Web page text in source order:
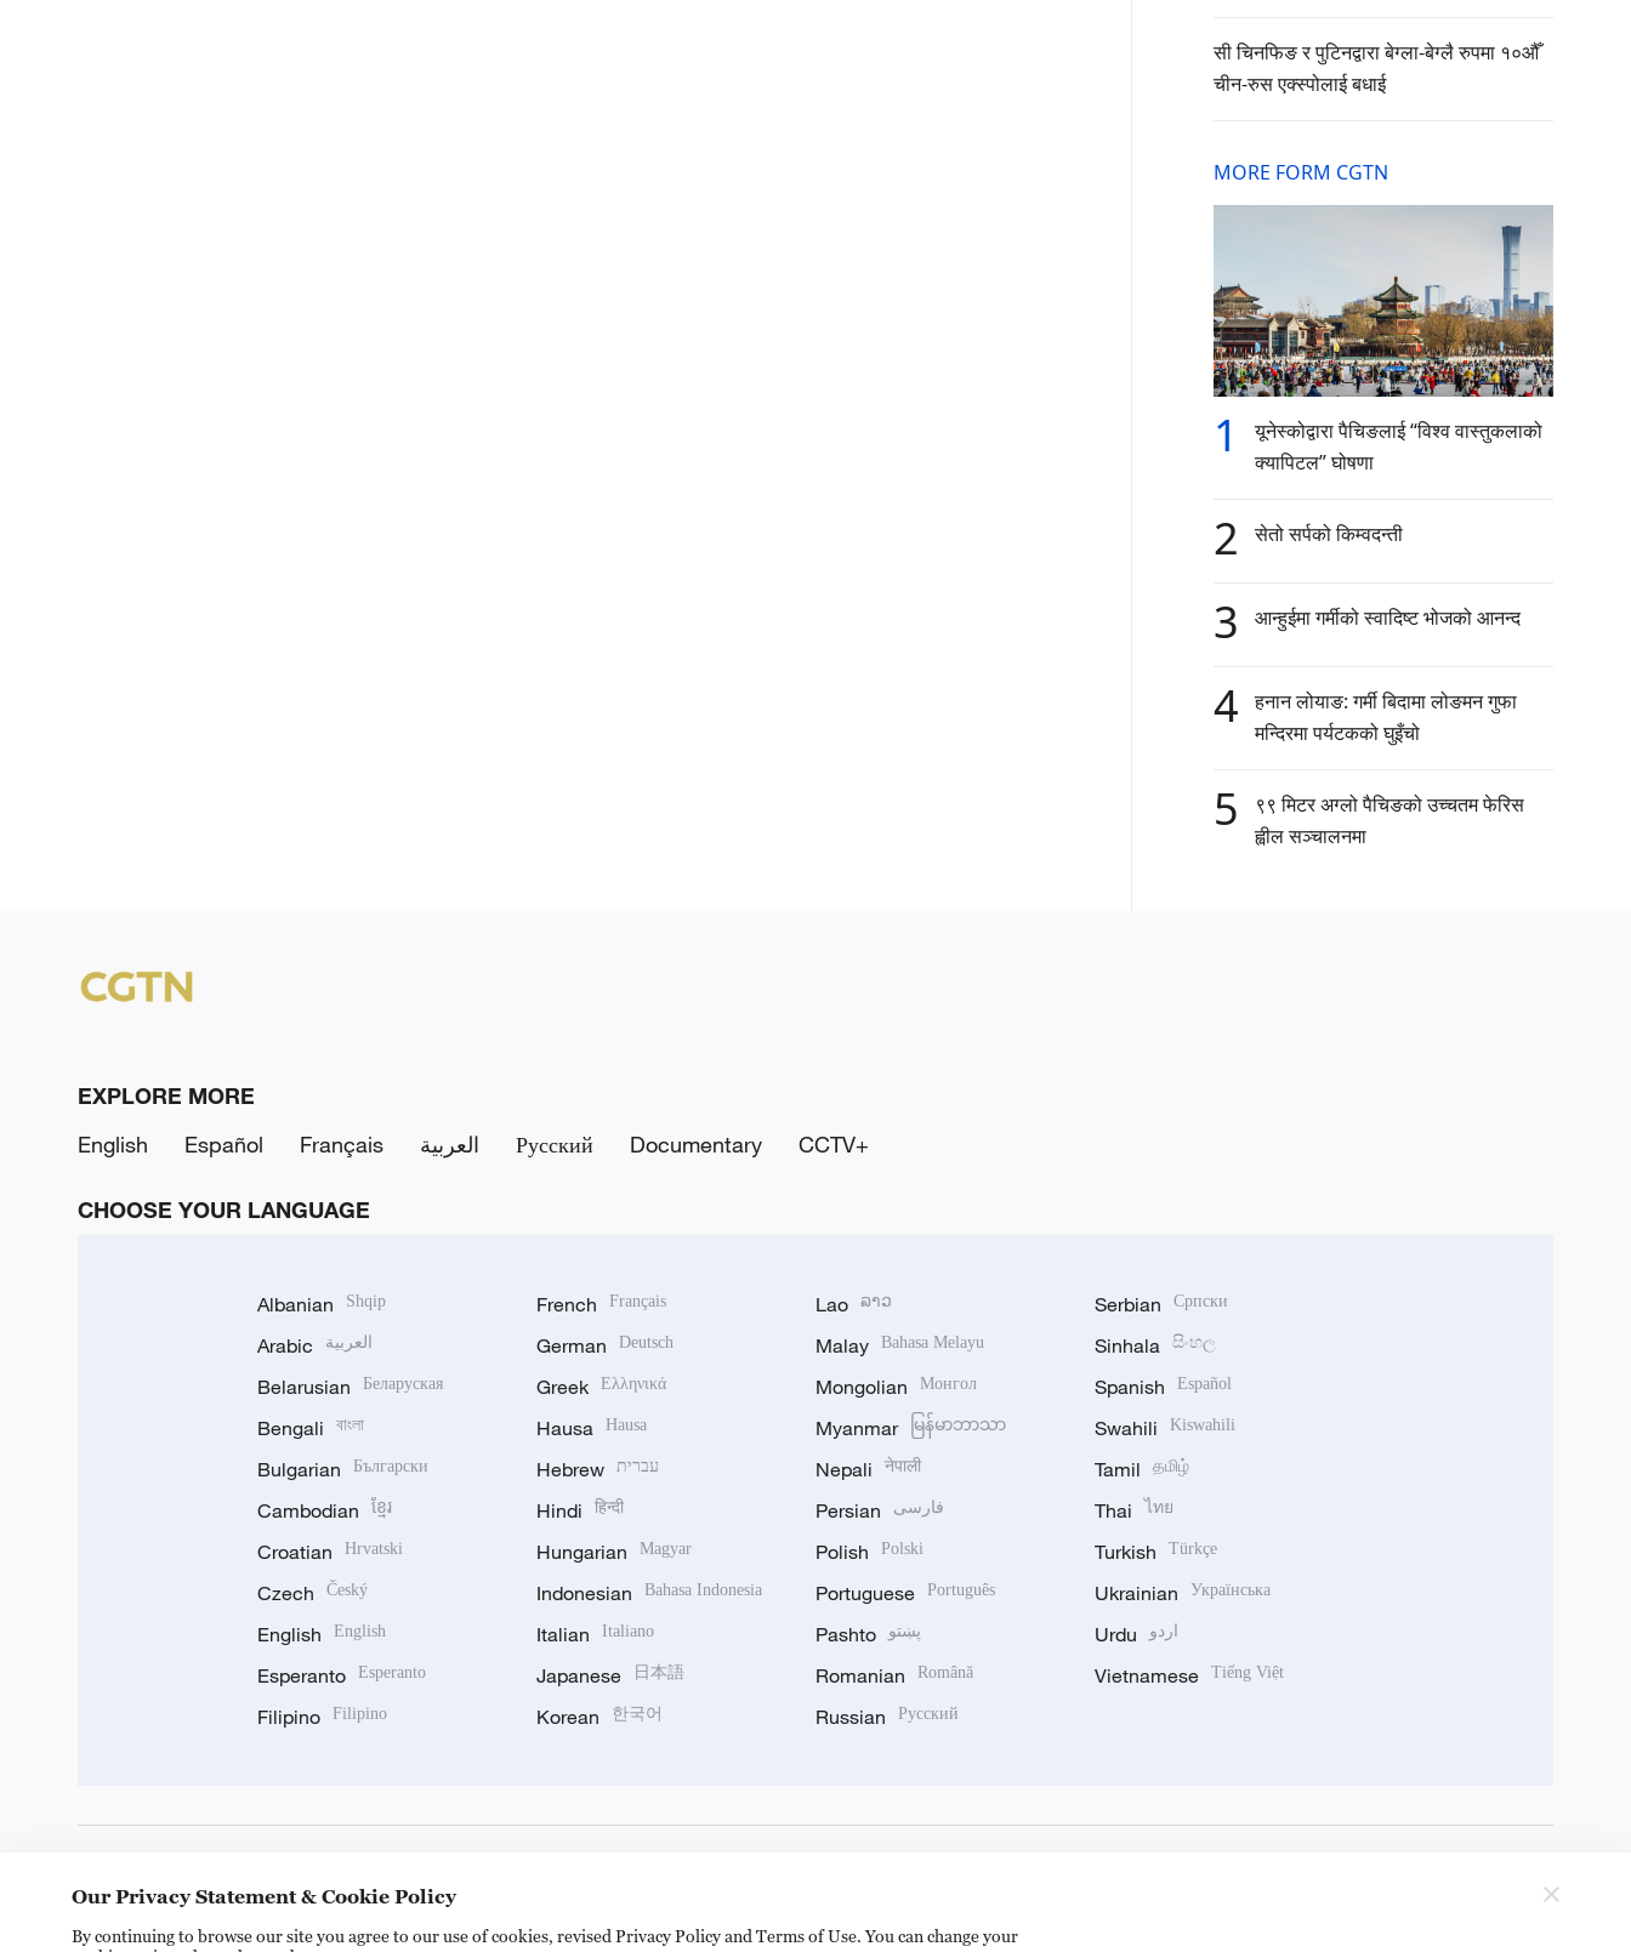
सी चिनफिङ र पुटिनद्वारा बेग्ला-बेग्लै रुपमा १०औँ
चीन-रुस एक्स्पोलाई बधाई
MORE FORM CGTN
1
यूनेस्कोद्वारा पैचिङलाई “विश्व वास्तुकलाको
क्यापिटल” घोषणा
2 सेतो सर्पको किम्वदन्ती
3 आन्हुईमा गर्मीको स्वादिष्ट भोजको आनन्द
4
हनान लोयाङ: गर्मी बिदामा लोङमन गुफा
मन्दिरमा पर्यटकको घुइँचो
5
९९ मिटर अग्लो पैचिङको उच्चतम फेरिस
ह्वील सञ्चालनमा
EXPLORE MORE
English
Español Français العربية Русский Documentary CCTV+
CHOOSE YOUR LANGUAGE
Albanian Shqip
Arabic العربية
Belarusian Беларуская
Bengali বাংলা
Bulgarian Български
Cambodian ខ្មែរ
Croatian Hrvatski
Czech Český
English English
Esperanto Esperanto
Filipino Filipino
French Français
German Deutsch
Greek Ελληνικά
Hausa Hausa
Hebrew עברית
Hindi हिन्दी
Hungarian Magyar
Indonesian Bahasa Indonesia
Italian Italiano
Japanese 日本語
Korean 한국어
Lao ລາວ
Malay Bahasa Melayu
Mongolian Монгол
Myanmar မြန်မာဘာသာ
Nepali नेपाली
Persian فارسی
Polish Polski
Portuguese Português
Pashto پښتو
Romanian Română
Russian Русский
Serbian Српски
Sinhala සිංහල
Spanish Español
Swahili Kiswahili
Tamil தமிழ்
Thai ไทย
Turkish Türkçe
Ukrainian Українська
Urdu اردو
Vietnamese Tiếng Việt
Our Privacy Statement & Cookie Policy
By continuing to browse our site you agree to our use of cookies, revised Privacy Policy and Terms of Use. You can change your